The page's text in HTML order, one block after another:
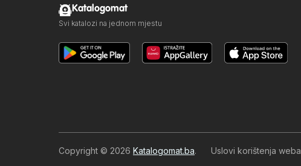
Katalogomat
Svi katalozi na jednom mjestu
Copyright © 2026 Katalogomat.ba. Uslovi korištenja weba